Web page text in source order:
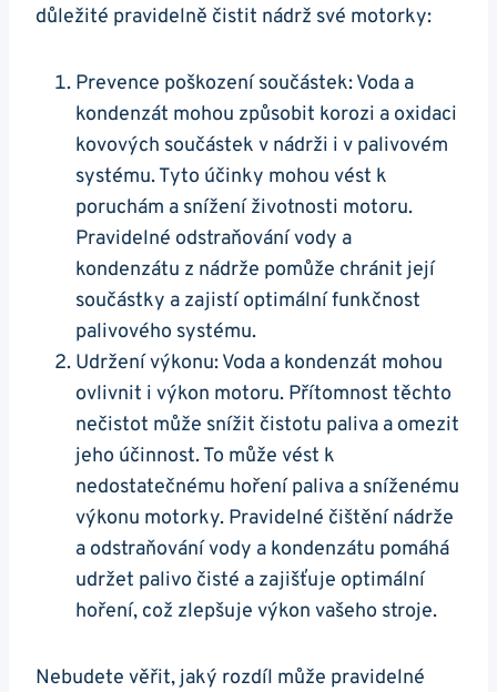
⁢důležité pravidelně čistit nádrž​ své motorky:
Prevence poškození ⁢součástek: Voda a
kondenzát mohou ​způsobit korozi a oxidaci
kovových součástek v nádrži i v palivovém
systému. Tyto účinky ⁣mohou vést ⁣k⁣
poruchám a snížení životnosti⁢ motoru.
‍Pravidelné odstraňování vody a‍
kondenzátu z nádrže⁤ pomůže chránit její
součástky a zajistí optimální funkčnost‍
palivového‍ systému.
Udržení ​výkonu: ‍Voda a kondenzát mohou
ovlivnit i výkon ‍motoru. ⁣Přítomnost těchto
nečistot může snížit čistotu ⁤paliva a⁢ omezit
jeho ‍účinnost. To může ⁤vést​ k
nedostatečnému hoření⁣ paliva a ‌sníženému
výkonu motorky. Pravidelné​ čištění⁤ nádrže
a odstraňování vody a ‌kondenzátu‌ pomáhá
udržet‌ palivo ⁤čisté​ a​ zajišťuje optimální
⁢hoření, což zlepšuje⁢ výkon vašeho stroje.
Nebudete věřit, jaký​ rozdíl ⁤může pravidelné ​